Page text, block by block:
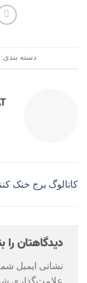
دسته بندی:
کاتالوگ برج خنک
دیدگاهتان را
نشانی ایمیل
علامت‌گذاری